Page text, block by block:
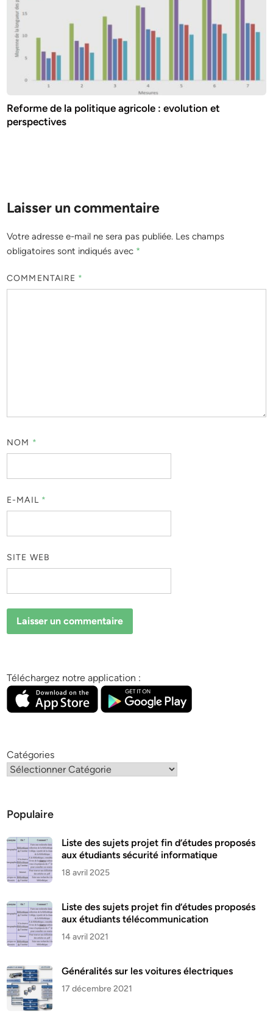
Reforme de la politique agricole : evolution et
perspectives
Laisser un commentaire
Votre adresse e-mail ne sera pas publiée. Les champs
obligatoires sont indiqués avec *
COMMENTAIRE *
NOM *
E-MAIL *
SITE WEB
Téléchargez notre application :
Catégories
Populaire
Liste des sujets projet fin d’études proposés
aux étudiants sécurité informatique
18 avril 2025
Liste des sujets projet fin d’études proposés
aux étudiants télécommunication
14 avril 2021
Généralités sur les voitures électriques
17 décembre 2021